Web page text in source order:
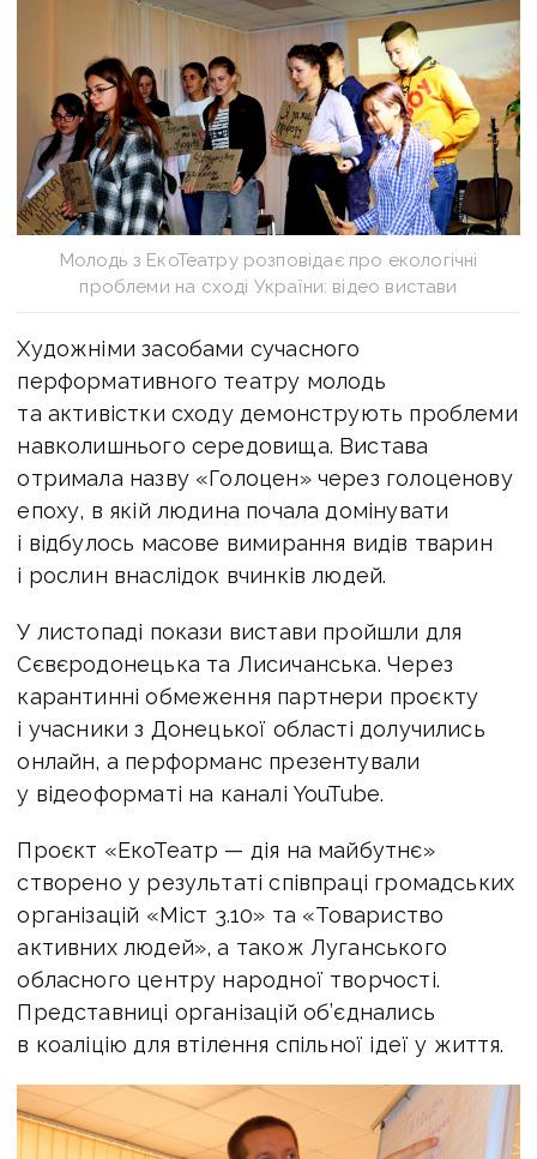
Молодь з ЕкоТеатру розповідає про екологічні
проблеми на сході України: відео вистави
Художніми засобами сучасного
перформативного театру молодь
та активістки сходу демонструють проблеми
навколишнього середовища. Вистава
отримала назву «Голоцен» через голоценову
епоху, в якій людина почала домінувати
і відбулось масове вимирання видів тварин
і рослин внаслідок вчинків людей.
У листопаді покази вистави пройшли для
Сєвєродонецька та Лисичанська. Через
карантинні обмеження партнери проєкту
і учасники з Донецької області долучились
онлайн, а перформанс презентували
у відеоформаті на каналі YouTube.
Проєкт «ЕкоТеатр — дія на майбутнє»
створено у результаті співпраці громадських
організацій «Міст 3.10» та «Товариство
активних людей», а також Луганського
обласного центру народної творчості.
Представниці організацій об’єднались
в коаліцію для втілення спільної ідеї у життя.